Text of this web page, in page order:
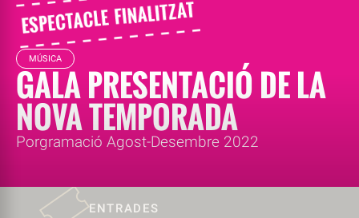
MÚSICA
GALA PRESENTACIÓ DE LA
NOVA TEMPORADA
Porgramació Agost-Desembre 2022
ENTRADES